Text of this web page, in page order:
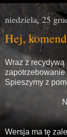
niedziela, 25
Hej,
Wraz z
Spieszymy z
Wersja ma tę